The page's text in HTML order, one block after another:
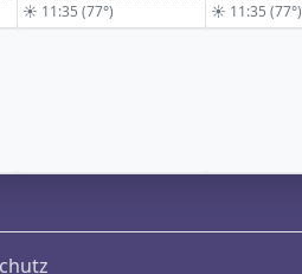
☀ 11:35 (77°) ☀ 11:35 (77°)